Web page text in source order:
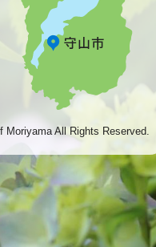
Moriyama All Rights Reserved.